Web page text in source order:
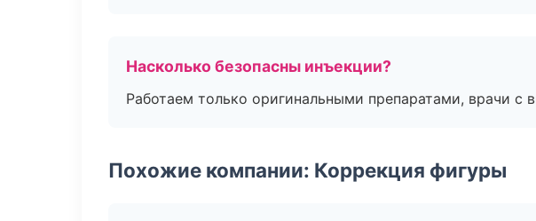
Насколько безопасны инъекции?
Работаем только оригинальными препаратами, врачи
Похожие компании: Коррекция фигуры